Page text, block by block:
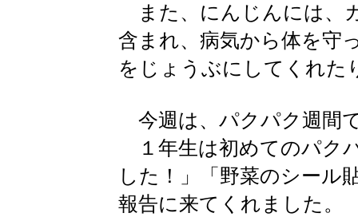
また、にんじんには、
含まれ、病気から体を守
をじょうぶにしてくれた
今週は、パクパク週間
１年生は初めてのパク
した！」「野菜のシール
報告に来てくれました。